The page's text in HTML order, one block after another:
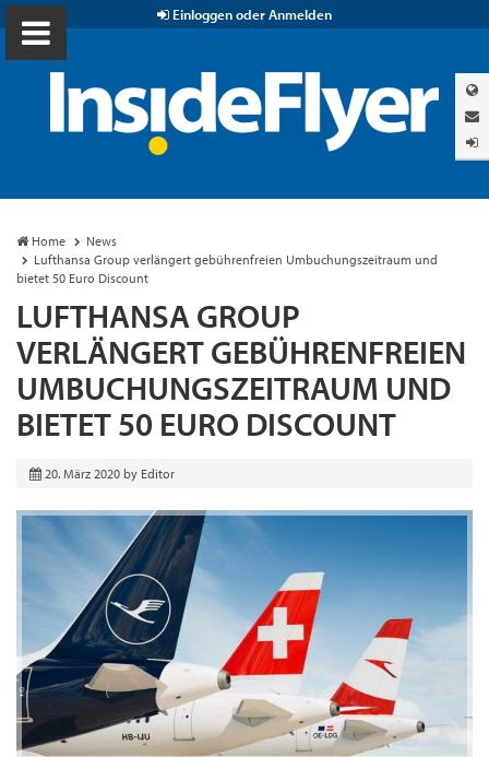
Einloggen oder Anmelden
Home
News
Lufthansa Group verlängert gebührenfreien Umbuchungszeitraum und
bietet 50 Euro Discount
LUFTHANSA GROUP
VERLÄNGERT GEBÜHRENFREIEN
UMBUCHUNGSZEITRAUM UND
BIETET 50 EURO DISCOUNT
20. März 2020 by Editor